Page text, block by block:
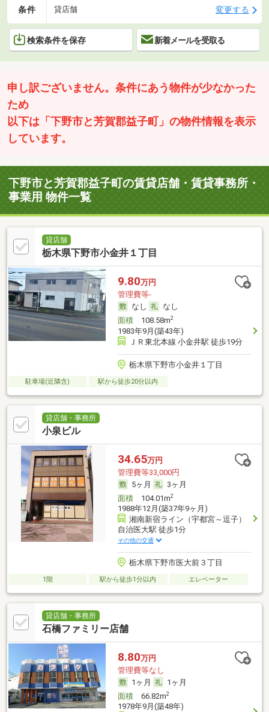
条件 貸店舗 変更する
検索条件を保存 新着メールを受取る
申し訳ございません。条件にあう物件が少なかった
ため
以下は「下野市と芳賀郡益子町」の物件情報を表示
しています。
下野市と芳賀郡益子町の賃貸店舗・賃貸事務所・
事業用 物件一覧
貸店舗
栃木県下野市小金井１丁目
9.80万円
管理費等-
なし
なし
面積108.58m2
1983年9月(築43年)
ＪＲ東北本線 小金井駅 徒歩19分
栃木県下野市小金井１丁目
駐車場(近隣含) 駅から徒歩20分以内
貸店舗・事務所
小泉ビル
34.65万円
管理費等33,000円
5ヶ月
3ヶ月
面積104.01m2
1988年12月(築37年9ヶ月)
湘南新宿ライン（宇都宮～逗子）
自治医大駅 徒歩1分
その他の交通
栃木県下野市医大前３丁目
1階 駅から徒歩1分以内 エレベーター
貸店舗・事務所
石橋ファミリー店舗
8.80万円
管理費等なし
1ヶ月
1ヶ月
面積66.82m2
1978年9月(築48年)